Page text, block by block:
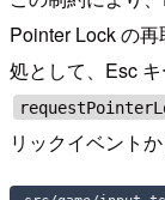
Pointer Lock の
処として、Esc
リックイベント